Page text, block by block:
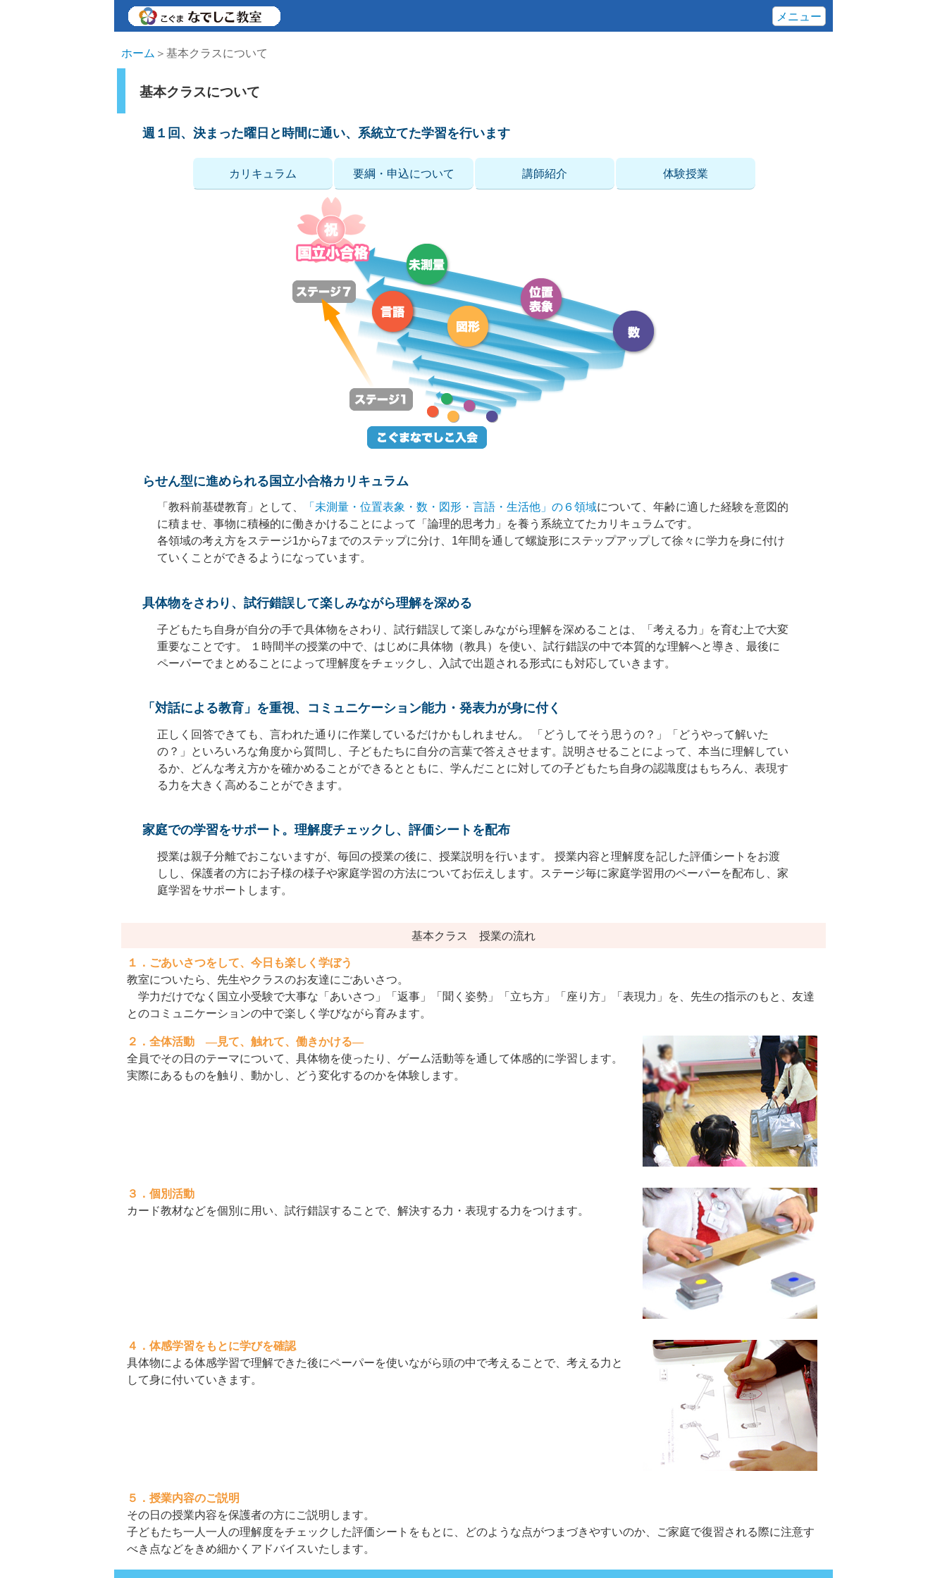
メニュー
ホーム ＞基本クラスについて
基本クラスについて
週１回、決まった曜日と時間に通い、系統立てた学習を行います
カリキュラム 要綱・申込について 講師紹介 体験授業
らせん型に進められる国立小合格カリキュラム
「教科前基礎教育」として、 「未測量・位置表象・数・図形・言語・生活他」の６領域について、年齢に適した経験を意図的
に積ませ、事物に積極的に働きかけることによって「論理的思考力」を養う系統立てたカリキュラムです。
各領域の考え方をステージ1から7までのステップに分け、1年間を通して螺旋形にステップアップして徐々に学力を身に付け
ていくことができるようになっています。
具体物をさわり、試行錯誤して楽しみながら理解を深める
子どもたち自身が自分の手で具体物をさわり、試行錯誤して楽しみながら理解を深めることは、「考える力」を育む上で大変
重要なことです。 １時間半の授業の中で、はじめに具体物（教具）を使い、試行錯誤の中で本質的な理解へと導き、最後に
ペーパーでまとめることによって理解度をチェックし、入試で出題される形式にも対応していきます。
「対話による教育」を重視、コミュニケーション能力・発表力が身に付く
正しく回答できても、言われた通りに作業しているだけかもしれません。 「どうしてそう思うの？」「どうやって解いた
の？」といろいろな角度から質問し、子どもたちに自分の言葉で答えさせます。説明させることによって、本当に理解してい
るか、どんな考え方かを確かめることができるとともに、学んだことに対しての子どもたち自身の認識度はもちろん、表現す
る力を大きく高めることができます。
家庭での学習をサポート。理解度チェックし、評価シートを配布
授業は親子分離でおこないますが、毎回の授業の後に、授業説明を行います。 授業内容と理解度を記した評価シートをお渡
しし、保護者の方にお子様の様子や家庭学習の方法についてお伝えします。ステージ毎に家庭学習用のペーパーを配布し、家
庭学習をサポートします。
基本クラス 授業の流れ
１．ごあいさつをして、今日も楽しく学ぼう
教室についたら、先生やクラスのお友達にごあいさつ。
学力だけでなく国立小受験で大事な「あいさつ」「返事」「聞く姿勢」「立ち方」「座り方」「表現力」を、先生の指示のもと、友達
とのコミュニケーションの中で楽しく学びながら育みます。
２．全体活動 ―見て、触れて、働きかける―
全員でその日のテーマについて、具体物を使ったり、ゲーム活動等を通して体感的に学習します。
実際にあるものを触り、動かし、どう変化するのかを体験します。
３．個別活動
カード教材などを個別に用い、試行錯誤することで、解決する力・表現する力をつけます。
４．体感学習をもとに学びを確認
具体物による体感学習で理解できた後にペーパーを使いながら頭の中で考えることで、考える力と
して身に付いていきます。
５．授業内容のご説明
その日の授業内容を保護者の方にご説明します。
子どもたち一人一人の理解度をチェックした評価シートをもとに、どのような点がつまづきやすいのか、ご家庭で復習される際に注意す
べき点などをきめ細かくアドバイスいたします。